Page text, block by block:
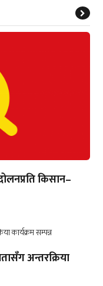
किसान–
अन्तरक्रिया